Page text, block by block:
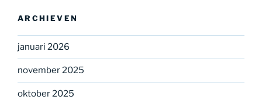
ARCHIEVEN
januari 2026
november 2025
oktober 2025